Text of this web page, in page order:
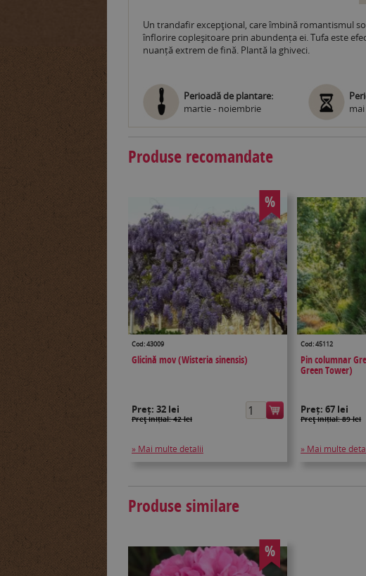
Un trandafir excepţional, care îmbină romantismul
înflorire copleșitoare prin abundența ei. Tufa este
nuanță extrem de fină. Plantă la ghiveci.
Perioadă de plantare:
martie - noiembrie
mai
Produse recomandate
%
Cod: 43009
Glicină mov (Wisteria sinensis)
Preț: 32 lei
Preţ inițial: 42 lei
» Mai multe detalii
Cod: 45112
Pin columnar
Green Tower)
Preț:67 lei
Preţ inițial: 89 lei
» Mai multe
Produse similare
%